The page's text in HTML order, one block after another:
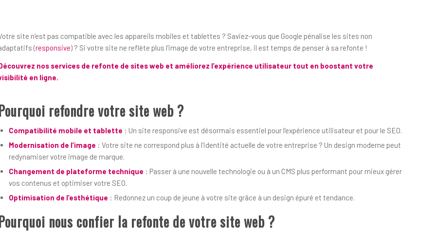
site n’est pas compatible avec les appareils mobiles et tablettes ? Saviez-vous que Google pénalise les sites non
(responsive) ? Si votre site ne reflète plus l’image de votre entreprise, il est temps de penser à sa refonte !
nos services de refonte de sites web et améliorez l’expérience utilisateur tout en boostant votre
en ligne.
refondre votre site web ?
Compatibilité mobile et tablette : Un site responsive est désormais essentiel pour l’expérience utilisateur et pour le SEO.
Modernisation de l’image : Votre site ne correspond plus à l’identité actuelle de votre entreprise ? Un design moderne peut
redynamiser votre image de marque.
Changement de plateforme technique : Passer à une nouvelle technologie ou à un CMS plus performant pour mieux gérer
vos contenus et optimiser votre SEO.
Optimisation de l’esthétique : Redonnez un coup de jeune à votre site grâce à un design épuré et tendance.
nous confier la refonte de votre site web ?